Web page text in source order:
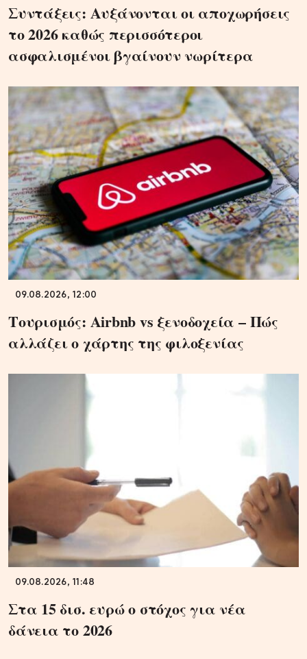
Συντάξεις: Αυξάνονται οι αποχωρήσεις
το 2026 καθώς περισσότεροι
ασφαλισμένοι βγαίνουν νωρίτερα
09.08.2026, 12:00
Τουρισμός: Airbnb vs ξενοδοχεία – Πώς
αλλάζει ο χάρτης της φιλοξενίας
09.08.2026, 11:48
Στα 15 δισ. ευρώ ο στόχος για νέα
δάνεια το 2026